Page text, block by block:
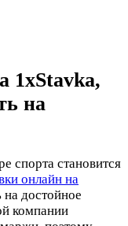
1xStavka,
на
спорта становится
онлайн на
на достойное
компании